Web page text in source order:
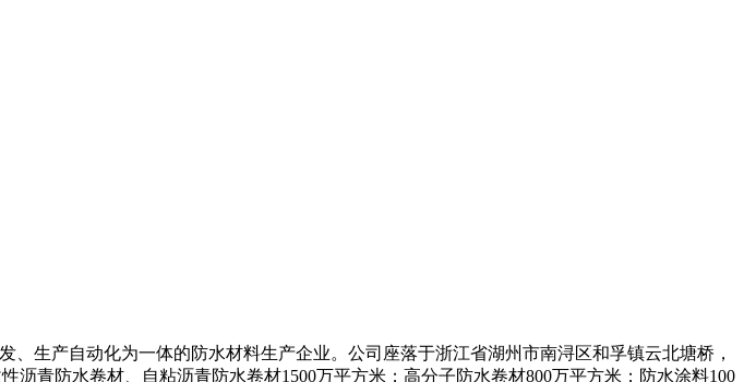
生产自动化为一体的防水材料生产企业。公司座落于浙江省湖州市南浔区和孚镇云北塘桥，
青防水卷材、自粘沥青防水卷材1500万平方米；高分子防水卷材800万平方米；防水涂料100